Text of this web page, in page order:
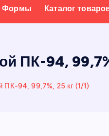
Формы Каталог
ПК-94,
ПК-94, 99,7%, 25 кг (1/1)